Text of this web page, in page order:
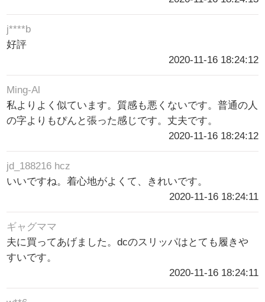
j****b
好評
2020-11-16 18:24:12
Ming-Al
私よりよく似ています。質感も悪くないです。普通の人
の字よりもぴんと張った感じです。丈夫です。
2020-11-16 18:24:12
jd_188216 hcz
いいですね。着心地がよくて、きれいです。
2020-11-16 18:24:11
ギャグママ
夫に買ってあげました。dcのスリッパはとても履きや
すいです。
2020-11-16 18:24:11